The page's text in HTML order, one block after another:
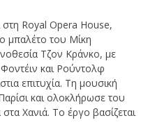
στη Royal Opera House,
μπαλέτο του Μίκη
Τζον Κράνκο, με
και Ρούντολφ
επιτυχία. Τη μουσική
και ολοκλήρωσε του
Χανιά. Το έργο βασίζεται